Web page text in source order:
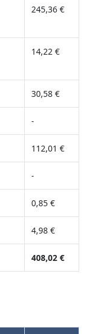
245,36 €
14,22 €
30,58 €
-
112,01 €
-
0,85 €
4,98 €
408,02 €